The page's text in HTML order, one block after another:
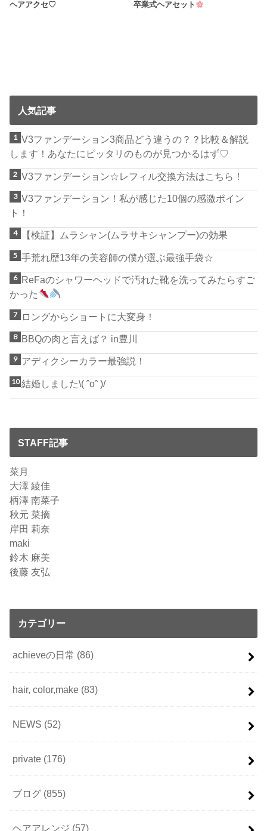
ヘアアクセ♡
卒業式ヘアセット
人気記事
V3ファンデーション3商品どう違うの？？比較＆解説
します！あなたにピッタリのものが見つかるはず♡
V3ファンデーション☆レフィル交換方法はこちら！
V3ファンデーション！私が感じた10個の感激ポイン
ト！
【検証】ムラシャン(ムラサキシャンプー)の効果
手荒れ歴13年の美容師の僕が選ぶ最強手袋☆
ReFaのシャワーヘッドで汚れた靴を洗ってみたらすご
かった
ロングからショートに大変身！
BBQの肉と言えば？ in豊川
アディクシーカラー最強説！
結婚しました\( ˆoˆ )/
STAFF記事
菜月
大澤 綾佳
柄澤 南菜子
秋元 菜摘
岸田 莉奈
maki
鈴木 麻美
後藤 友弘
カテゴリー
achieveの日常 (86)
hair, color,make (83)
NEWS (52)
private (176)
ブログ (855)
ヘアアレンジ (57)